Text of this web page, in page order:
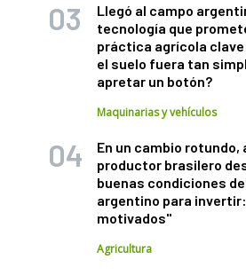
Llegó al campo
tecnología que
práctica agrícola
el suelo fuera tan
apretar un botón?
Maquinarias y vehículos
En un cambio rotundo,
productor brasilero
buenas condiciones
argentino para
motivados"
Agricultura